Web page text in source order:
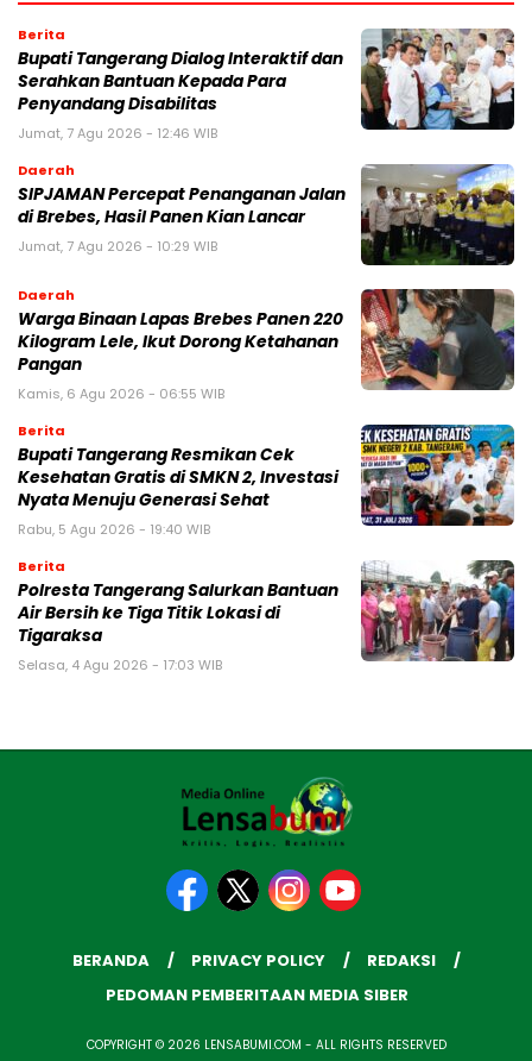
Berita
Bupati Tangerang Dialog Interaktif dan
Serahkan Bantuan Kepada Para
Penyandang Disabilitas
Jumat, 7 Agu 2026 - 12:46 WIB
Daerah
SIPJAMAN Percepat Penanganan Jalan
di Brebes, Hasil Panen Kian Lancar
Jumat, 7 Agu 2026 - 10:29 WIB
Daerah
Warga Binaan Lapas Brebes Panen 220
Kilogram Lele, Ikut Dorong Ketahanan
Pangan
Kamis, 6 Agu 2026 - 06:55 WIB
Berita
‎Bupati Tangerang Resmikan Cek
Kesehatan Gratis di SMKN 2, Investasi
Nyata Menuju Generasi Sehat
Rabu, 5 Agu 2026 - 19:40 WIB
Berita
Polresta Tangerang Salurkan Bantuan
Air Bersih ke Tiga Titik Lokasi di
Tigaraksa
Selasa, 4 Agu 2026 - 17:03 WIB
BERANDA PRIVACY POLICY
REDAKSI
PEDOMAN PEMBERITAAN MEDIA SIBER
COPYRIGHT © 2026 LENSABUMI.COM - ALL RIGHTS RESERVED